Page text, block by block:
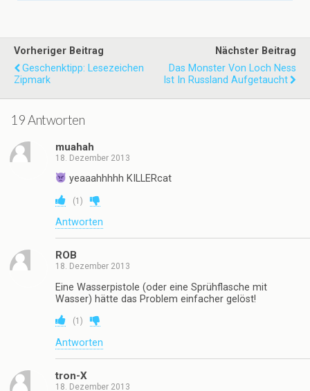
Vorheriger Beitrag
Geschenktipp: Lesezeichen
Zipmark
Nächster Beitrag
Das Monster Von Loch Ness
Ist In Russland Aufgetaucht
19 Antworten
muahah
18. Dezember 2013
yeaaahhhhh KILLERcat
(1 )
Antworten
ROB
18. Dezember 2013
Eine Wasserpistole (oder eine Sprühflasche mit
Wasser) hätte das Problem einfacher gelöst!
(1 )
Antworten
tron-X
18. Dezember 2013